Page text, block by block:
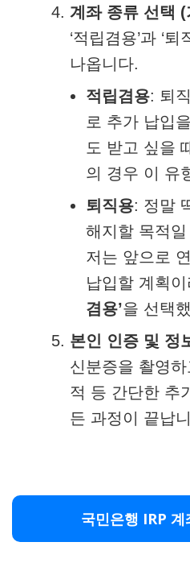
계좌 종류 선택
‘적립겸용’과 ‘
나옵니다.
적립겸용: 퇴
로 추가 납입
도 받고 싶을
의 경우 이 유
퇴직용: 정말
해지할 목적
저는 앞으로
납입할 계획
겸용’을 선택
본인 인증 및 정
신분증을 촬영
적 등 간단한 추
든 과정이 끝납
국민은행 IRP 계